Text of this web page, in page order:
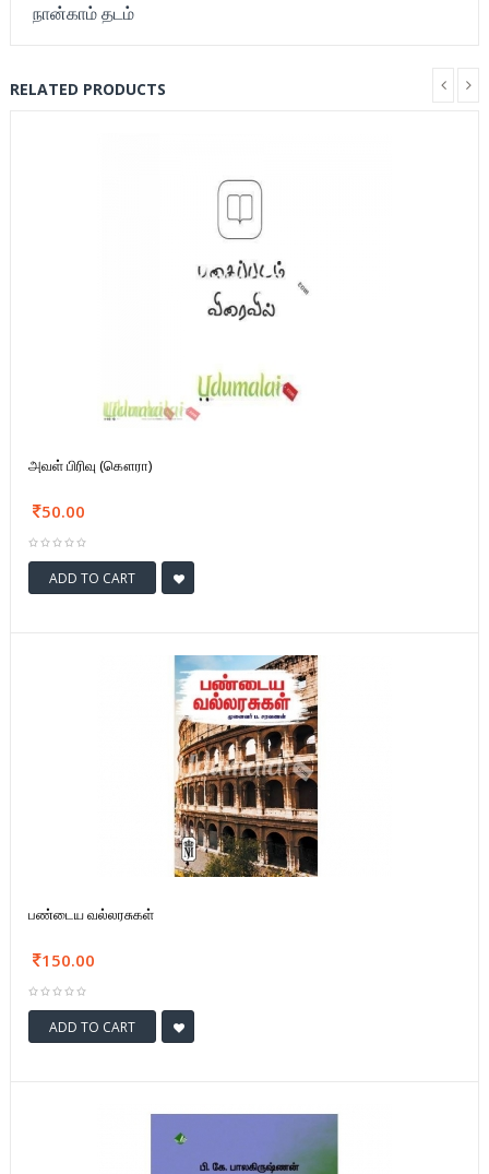
நான்காம் தடம்
RELATED PRODUCTS
அவள் பிரிவு (கௌரா)
50.00
ADD TO CART
பண்டைய வல்லரசுகள்
150.00
ADD TO CART